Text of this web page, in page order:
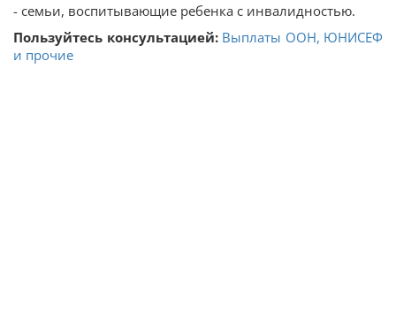
- семьи, воспитывающие ребенка с инвалидностью.
Пользуйтесь консультацией: Выплаты ООН, ЮНИСЕФ
и прочие